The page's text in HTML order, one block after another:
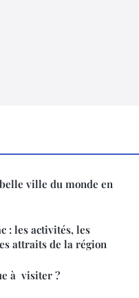
ville du monde en
: les activités, les
attraits de la région
à visiter ?